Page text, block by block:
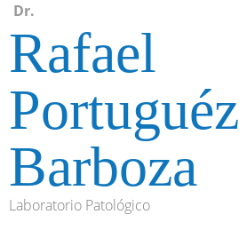
Dr.
Rafael
Portuguéz
Barboza
Laboratorio Patológico